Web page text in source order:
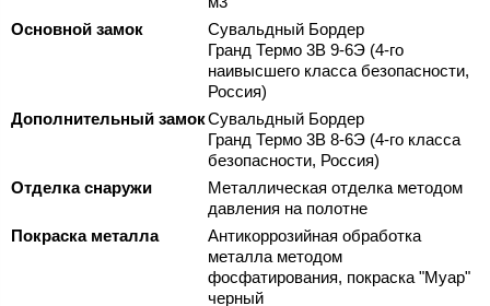
Основной замок
Сувальдный Бордер
Гранд Термо 3В 9-6Э (4-го
наивысшего класса безопасности,
Россия)
Дополнительный замокСувальдный Бордер
Гранд Термо 3В 8-6Э (4-го класса
безопасности, Россия)
Отделка снаружи
Металлическая отделка методом
давления на полотне
Покраска металла
Антикоррозийная обработка
металла методом
фосфатирования, покраска "Муар"
черный